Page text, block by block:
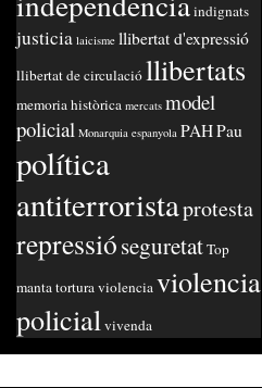
indignats
justicia laicisme llibertat d'expressió
llibertat de circulacióllibertats
memoria històrica mercats model
policial Monarquia espanyola PAHPau
política
antiterroristaprotesta
repressióseguretatTop
mantatorturaviolenciaviolencia
policialvivenda